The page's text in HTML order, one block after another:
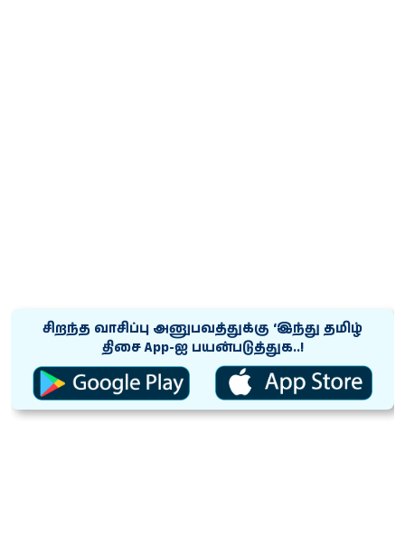
சிறந்த வாசிப்பு அனுபவத்துக்கு ‘இந்து தமிழ்
திசை App-ஐ பயன்படுத்துக..!